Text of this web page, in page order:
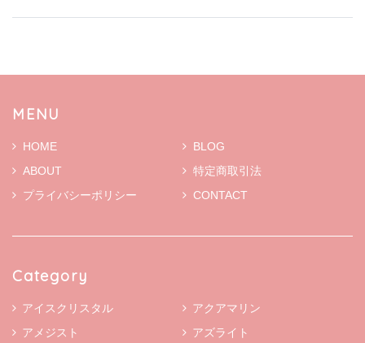
MENU
HOME
BLOG
ABOUT
特定商取引法
プライバシーポリシー
CONTACT
Category
アイスクリスタル
アクアマリン
アメジスト
アズライト